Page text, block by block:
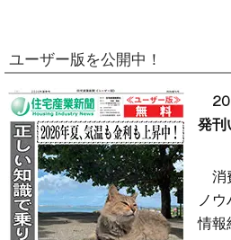
ユーザー版を公開中！
発刊
消
ノ
情